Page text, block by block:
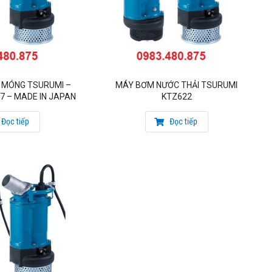
nước thải công nghiệp tsurumi TSURUMI KTZ 7.5Kw
Mai, Hà Nội
hàng đầu Việt Nam!!
và hỗ trợ kỹ thuật cho qúy khách hàng vào bất cứ thời
tôi cam kết đem đến cho quý khách những sản phẩm tốt,
TSURUMI –
– MADE IN JAPAN
Đọc tiếp
MÁY BƠM NƯỚC THẢI TSURUMI
KTZ622
Đọc tiếp